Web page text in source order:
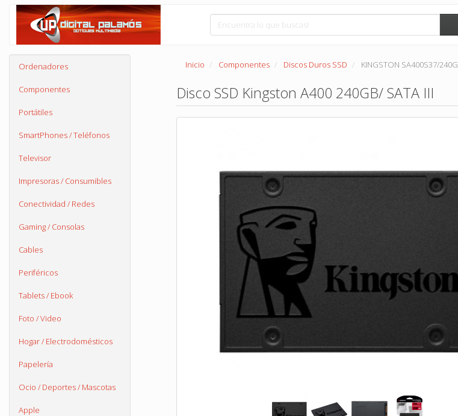
Ordenadores
Componentes
Portátiles
SmartPhones / Teléfonos
Televisor
Impresoras / Consumibles
Conectividad / Redes
Gaming / Consolas
Cables
Periféricos
Tablets / Ebook
Foto / Video
Hogar / Electrodomésticos
Papelería
Ocio / Deportes / Mascotas
Apple
Inicio Componentes Discos Duros SSD KINGSTON SA400S37/240G
Disco SSD Kingston A400 240GB/ SATA III